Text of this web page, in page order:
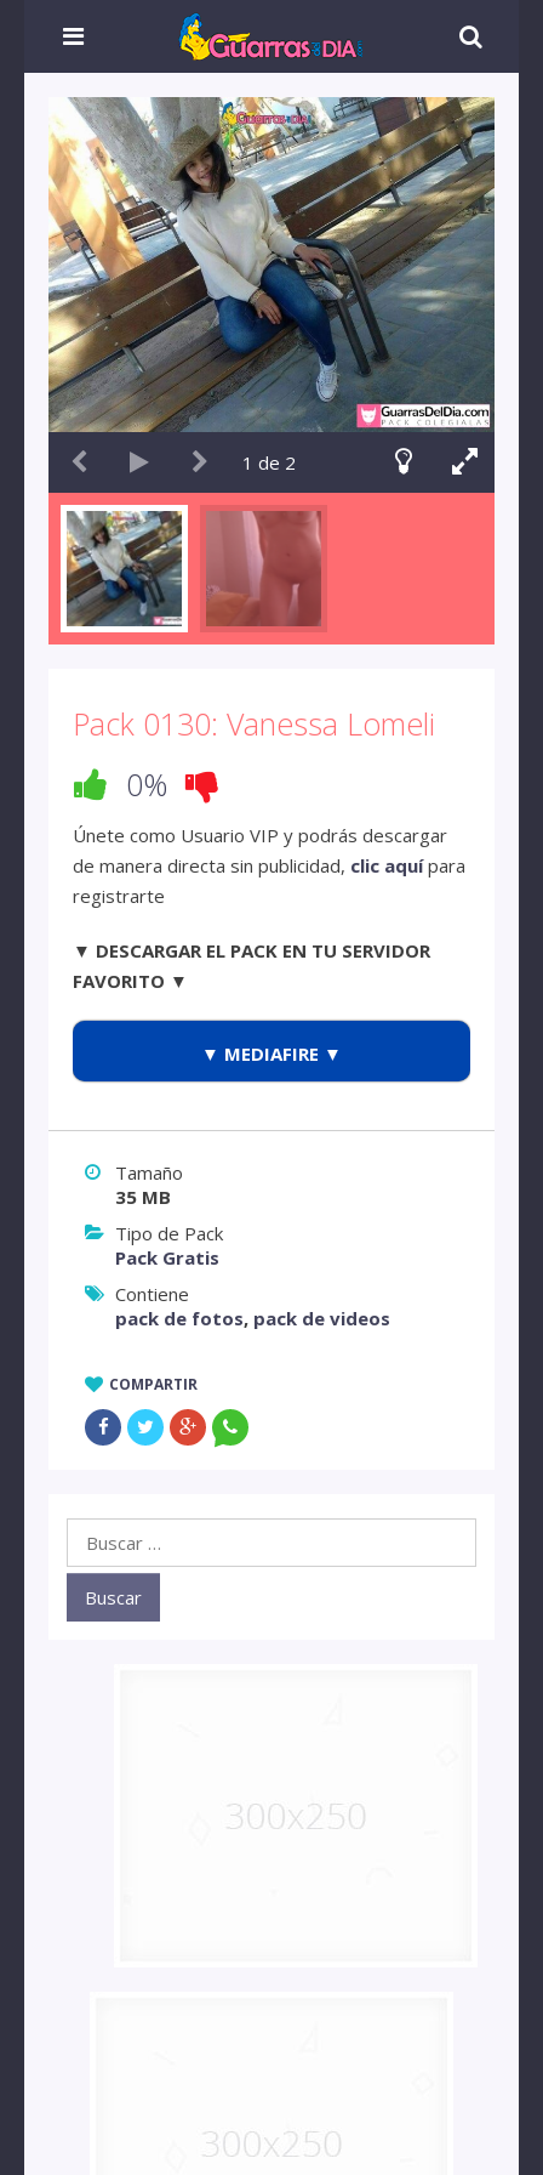
1 de 2
Pack 0130: Vanessa Lomeli
0%
Únete como Usuario VIP y podrás descargar
de manera directa sin publicidad, clic aquípara
registrarte
▼ DESCARGAR EL PACK EN TU SERVIDOR
FAVORITO ▼
▼ MEDIAFIRE ▼
Tamaño
35 MB
Tipo de Pack
Pack Gratis
Contiene
pack de fotos, pack de videos
COMPARTIR